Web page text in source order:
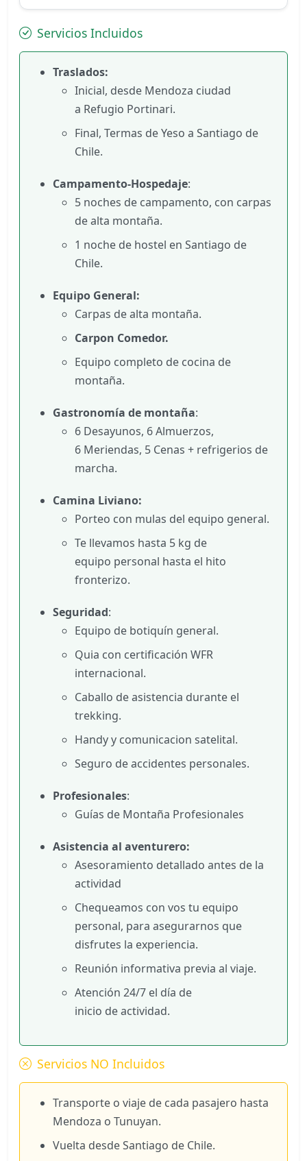
Servicios Incluidos
Traslados:
Inicial, desde Mendoza ciudad
a Refugio Portinari.
Final, Termas de Yeso a Santiago de
Chile.
Campamento-Hospedaje:
5 noches de campamento, con carpas
de alta montaña.
1 noche de hostel en Santiago de
Chile.
Equipo General:
Carpas de alta montaña.
Carpon Comedor.
Equipo completo de cocina de
montaña.
Gastronomía de montaña:
6 Desayunos, 6 Almuerzos,
6 Meriendas, 5 Cenas + refrigerios de
marcha.
Camina Liviano:
Porteo con mulas del equipo general.
Te llevamos hasta 5 kg de
equipo personal hasta el hito
fronterizo.
Seguridad:
Equipo de botiquín general.
Quia con certificación WFR
internacional.
Caballo de asistencia durante el
trekking.
Handy y comunicacion satelital.
Seguro de accidentes personales.
Profesionales:
Guías de Montaña Profesionales
Asistencia al aventurero:
Asesoramiento detallado antes de la
actividad
Chequeamos con vos tu equipo
personal, para asegurarnos que
disfrutes la experiencia.
Reunión informativa previa al viaje.
Atención 24/7 el día de
inicio de actividad.
Servicios NO Incluidos
Transporte o viaje de cada pasajero hasta
Mendoza o Tunuyan.
Vuelta desde Santiago de Chile.